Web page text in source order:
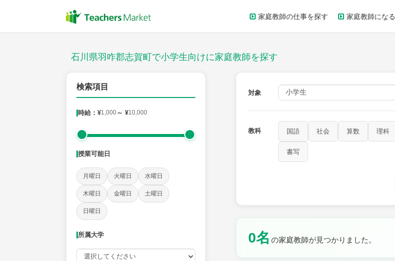
家庭教師の仕事を探す 家庭教師になる
石川県羽咋郡志賀町で小学生向けに家庭教師を探す
検索項目
時給：¥1,000～ ¥10,000
授業可能日
月曜日 火曜日 水曜日
木曜日 金曜日 土曜日
日曜日
所属大学
対象
教科 国語 社会 算数 理科
書写
0名 の家庭教師が見つかりました。
授業スタイル
社会 算数 理科
時給：¥1,000 ～ ¥10,000
授業可能日